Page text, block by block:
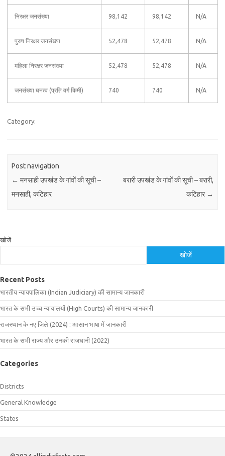
निरक्षर जनसंख्या 98,142 98,142 N/A
पुरुष निरक्षर जनसंख्या 52,478 52,478 N/A
महिला निरक्षर जनसंख्या 52,478 52,478 N/A
जनसंख्या घनत्व (प्रति वर्ग किमी) 740 740 N/A
Category:
Post navigation
← मनसाही उपखंड के गांवों की सूची –
मनसाही, कटिहार
बरारी उपखंड के गांवों की सूची – बरारी,
कटिहार →
खोजें
खोजें
Recent Posts
भारतीय न्यायपालिका (Indian Judiciary) की सामान्य जानकारी
भारत के सभी उच्च न्यायालयों (High Courts) की सामान्य जानकारी
राजस्थान के नए जिले (2024) : आसान भाषा में जानकारी
भारत के सभी राज्य और उनकी राजधानी (2022)
Categories
Districts
General Knowledge
States